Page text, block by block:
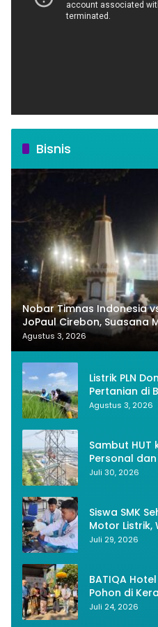
Bisnis
Nobar Timnas Indonesia
JoPaul Cirebon, Suasana
Nasionalisme
Agustus 3, 2026
Listrik PLN
Pertanian di
Panen Tiga
Agustus 3, 2026
Sambut HUT
Personal
Instalasi
Juli 30, 2026
Siswa SMK
Motor Listrik,
Melalui
Juli 29, 2026
BATIQA
Pohon di
Lestarikan
Juli 24, 2026